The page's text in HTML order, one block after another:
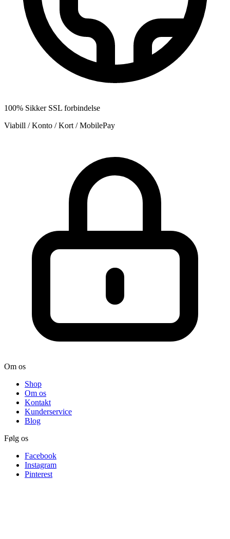
100% Sikker SSL forbindelse
Viabill / Konto / Kort / MobilePay
Om os
Shop
Om os
Kontakt
Kunderservice
Blog
Følg os
Facebook
Instagram
Pinterest